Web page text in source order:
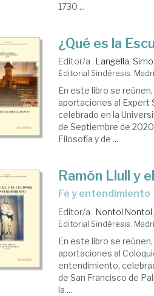
1730 ...
¿Qué es la
Editor/a . Langella,
Editorial Sindéresis.
En este libro se
aportaciones al Expert
celebrado en la
de Septiembre de
Filosofía y de ...
Ramón Llull y
fe y entendimiento
Editor/a . Nontol
Editorial Sindéresis.
En este libro se
aportaciones al
entendimiento,
de San Francisco de
la ...